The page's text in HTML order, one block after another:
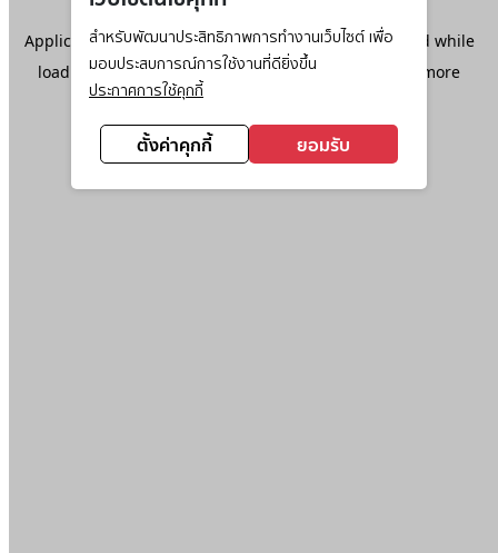
สำหรับพัฒนาประสิทธิภาพการทำงานเว็บไซต์ เพื่อ
มอบประสบการณ์การใช้งานที่ดียิ่งขึ้น
ประกาศการใช้คุกกี้
ตั้งค่าคุกกี้ ยอมรับ
Application error: aclient-side exception has occurred while
loadingwww.ktc.co.th(see the browser console
for more
information).